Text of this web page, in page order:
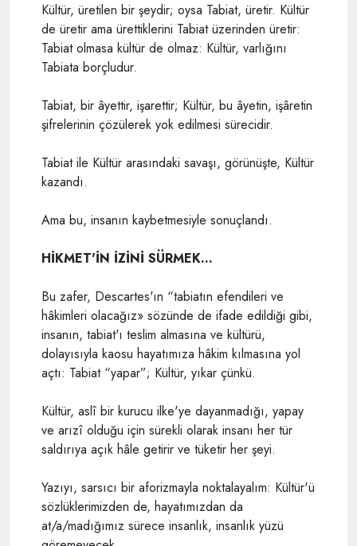
Kültür, üretilen bir şeydir; oysa Tabiat, üretir. Kültür
de üretir ama ürettiklerini Tabiat üzerinden üretir:
Tabiat olmasa kültür de olmaz: Kültür, varlığını
Tabiata borçludur.
Tabiat, bir âyettir, işarettir; Kültür, bu âyetin, işâretin
şifrelerinin çözülerek yok edilmesi sürecidir.
Tabiat ile Kültür arasındaki savaşı, görünüşte, Kültür
kazandı.
Ama bu, insanın kaybetmesiyle sonuçlandı.
HİKMET'İN İZİNİ SÜRMEK...
Bu zafer, Descartes'ın “tabiatın efendileri ve
hâkimleri olacağız» sözünde de ifade edildiği gibi,
insanın, tabiat'ı teslim almasına ve kültürü,
dolayısıyla kaosu hayatımıza hâkim kılmasına yol
açtı: Tabiat “yapar”; Kültür, yıkar çünkü.
Kültür, aslî bir kurucu ilke'ye dayanmadığı, yapay
ve arızî olduğu için sürekli olarak insanı her tür
saldırıya açık hâle getirir ve tüketir her şeyi.
Yazıyı, sarsıcı bir aforizmayla noktalayalım: Kültür'ü
sözlüklerimizden de, hayatımızdan da
at/a/madığımız sürece insanlık, insanlık yüzü